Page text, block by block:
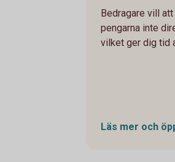
Bedragare vill
pengarna inte
vilket ger dig tid
Läs mer och